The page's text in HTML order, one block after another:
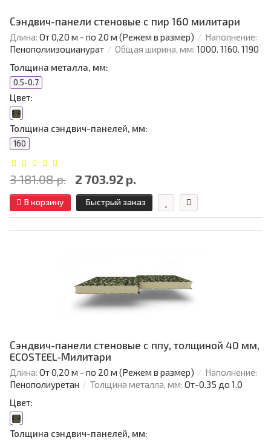
Сэндвич-панели стеновые с пир 160 милитари
Длина: От 0,20 м - по 20 м (Режем в размер)
Наполнение:
Пенополиизоцианурат
Общая ширина, мм: 1000. 1160. 1190
Толщина металла, мм:
0.5-0.7
Цвет:
Толщина сэндвич-панелей, мм:
160
3 181.08 р. 2 703.92 р.
В корзину Быстрый заказ
Сэндвич-панели стеновые с ппу, толщиной 40 мм,
ECOSTEEL-Милитари
Длина: От 0,20 м - по 20 м (Режем в размер)
Наполнение:
Пенополиуретан
Толщина металла, мм: От-0.35 до 1.0
Цвет:
Толщина сэндвич-панелей, мм: